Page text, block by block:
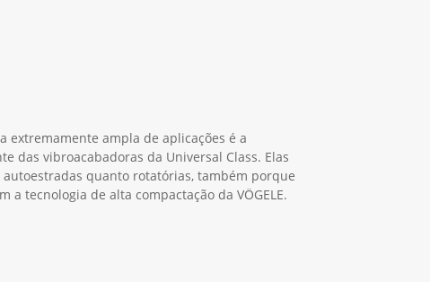
extremamente ampla de aplicações é a
das vibroacabadoras da Universal Class. Elas
quanto rotatórias, também porque
a tecnologia de alta compactação da VÖGELE.